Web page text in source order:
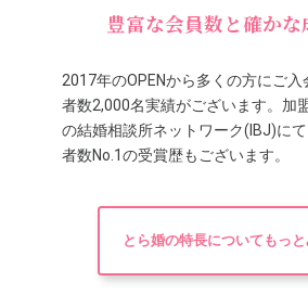
豊富な会員数と確かな
2017年のOPENから多くの方にご
者数2,000名実績がございます。加
の結婚相談所ネットワーク(IBJ)に
者数No.1の受賞歴もございます。
とら婚の特長についてもっ